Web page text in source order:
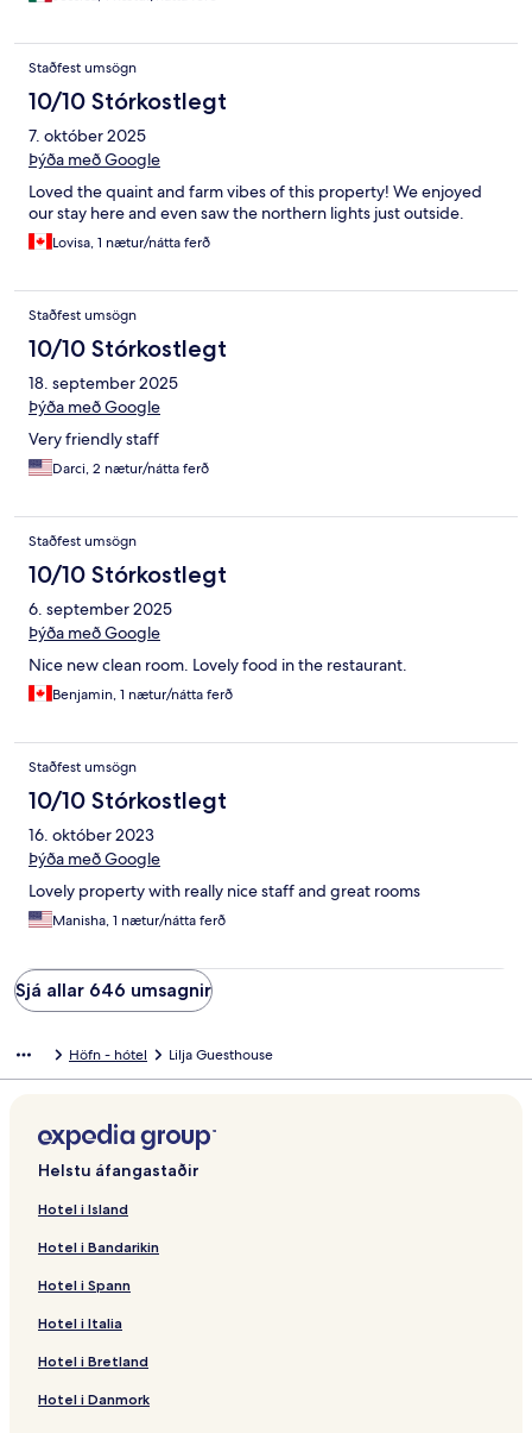
Staðfest umsögn
10/10 Stórkostlegt
7. október 2025
Þýða með Google
Loved the quaint and farm vibes of this property! We enjoyed
our stay here and even saw the northern lights just outside.
Lovisa, 1 nætur/nátta ferð
Staðfest umsögn
10/10 Stórkostlegt
18. september 2025
Þýða með Google
Very friendly staff
Darci, 2 nætur/nátta ferð
Staðfest umsögn
10/10 Stórkostlegt
6. september 2025
Þýða með Google
Nice new clean room. Lovely food in the restaurant.
Benjamin, 1 nætur/nátta ferð
Staðfest umsögn
10/10 Stórkostlegt
16. október 2023
Þýða með Google
Lovely property with really nice staff and great rooms
Manisha, 1 nætur/nátta ferð
Sjá allar 646 umsagnir
Höfn - hótel Lilja Guesthouse
Helstu áfangastaðir
Hotel i Island
Hotel i Bandarikin
Hotel i Spann
Hotel i Italia
Hotel i Bretland
Hotel i Danmork